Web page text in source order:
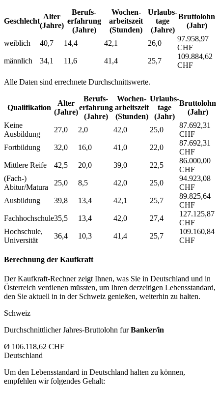
Geschlecht
Alter
(Jahre)
Berufs­
erfahrung
(Jahre)
Wochen­
arbeitszeit
(Stunden)
Urlaubs­
tage
(Jahre)
Bruttolohn
(Jahr)
weiblich 40,7 14,4 42,1 26,0
97.958,97
CHF
männlich
34,1 11,6 41,4 25,7
109.884,62
CHF
Alle Daten sind errechnete Durchschnittswerte.
Qualifikation
Alter
(Jahre)
Berufs­
erfahrung
(Jahre)
Wochen­
arbeitszeit
(Stunden)
Urlaubs­
tage
(Jahr)
Bruttolohn
(Jahr)
Keine
Ausbildung
27,0 2,0 42,0 25,0
87.692,31
CHF
Fortbildung
32,0 16,0 41,0 22,0
87.692,31
CHF
Mittlere Reife
42,5 20,0 39,0 22,5
86.000,00
CHF
(Fach-)
Abitur/Matura
25,0 8,5 42,0 25,0
94.923,08
CHF
Ausbildung
39,8 13,4 42,1 25,7
89.825,64
CHF
Fachhochschule35,5 13,4 42,0 27,4
127.125,87
CHF
Hochschule,
Universität
36,4 10,3 41,4 25,7
109.160,84
CHF
Berechnung der Kaufkraft
Der Kaufkraft-Rechner zeigt Ihnen, was Sie in Deutschland und in
Österreich verdienen müssten, um Ihren derzeitigen Lebensstandard,
den Sie aktuell in in der Schweiz genießen, weiterhin zu halten.
Schweiz
Durchschnittlicher Jahres-Bruttolohn furBanker/in
Ø 106.118,62 CHF
Deutschland
Um den Lebensstandard in Deutschland halten zu können,
empfehlen wir folgendes Gehalt: